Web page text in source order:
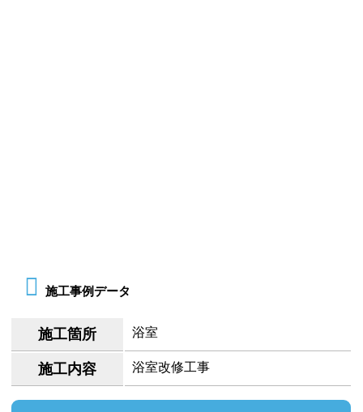
施工事例データ
施工箇所 浴室
施工内容 浴室改修工事